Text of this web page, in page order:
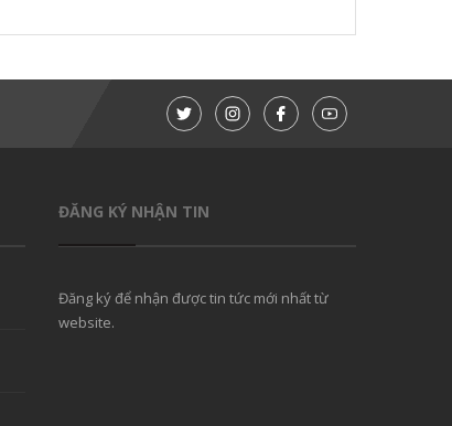
ĐĂNG KÝ NHẬN TIN
Đăng ký để nhận được tin tức mới nhất từ
website.